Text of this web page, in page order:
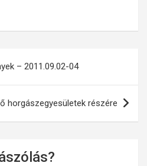
– 2011.09.02-04
horgászegyesületek részére